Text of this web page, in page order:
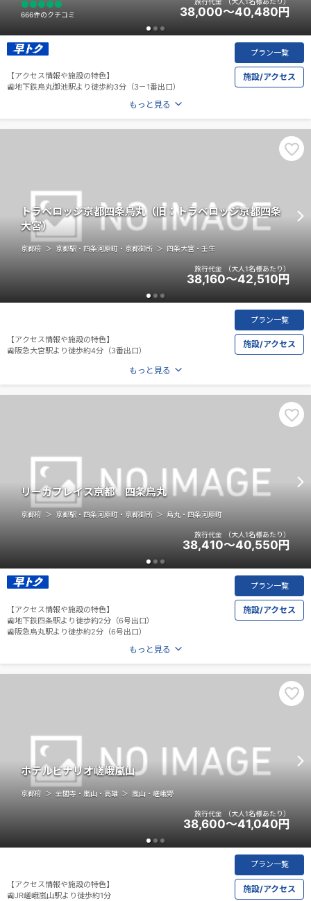
プラン一覧
施設/アクセス
【アクセス情報や施設の特色】
🚉地下鉄烏丸御池駅より徒歩約3分（3－1番出口）
666件のクチコミ 38,000～40,480 円
もっと見る
トラベロッジ京都四条烏丸（旧：トラベロッジ京都四条
大宮）
プラン一覧
施設/アクセス
京都府 京都駅・四条河原町・京都御所 四条大宮・壬生
【アクセス情報や施設の特色】
🚉阪急大宮駅より徒歩約4分（3番出口）
旅行代金 （大人1名様あたり）
38,160～42,510 円
もっと見る
リーガプレイス京都 四条烏丸
プラン一覧
施設/アクセス
京都府 京都駅・四条河原町・京都御所 烏丸・四条河原町
【アクセス情報や施設の特色】
🚉地下鉄四条駅より徒歩約2分（6号出口）
🚉阪急烏丸駅より徒歩約2分（6号出口）
旅行代金 （大人1名様あたり）
38,410～40,550 円
もっと見る
ホテルビナリオ嵯峨嵐山
プラン一覧
施設/アクセス
京都府 金閣寺・嵐山・高雄 嵐山・嵯峨野
【アクセス情報や施設の特色】
🚉JR嵯峨嵐山駅より徒歩約1分
旅行代金 （大人1名様あたり）
38,600～41,040円